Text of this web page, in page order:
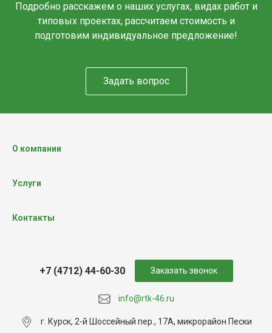
Подробно расскажем о наших услугах, видах работ и
типовых проектах, рассчитаем стоимость и
подготовим индивидуальное предложение!
Задать вопрос
О компании
Услуги
Контакты
info@rtk-46.ru
+7 (4712) 44-60-30
г. Курск, 2-й Шоссейный пер., 17А, микрорайон Пески
Заказать звонок